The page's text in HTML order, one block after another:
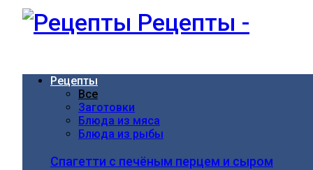
Рецепты -
Рецепты
Все
Заготовки
Блюда из мяса
Блюда из рыбы
Спагетти с печёным перцем и сыром